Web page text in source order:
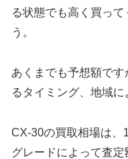
る状態でも高く買っ
う。
あくまでも予想額で
るタイミング、地域に
CX-30の買取相場は、
グレードによって査